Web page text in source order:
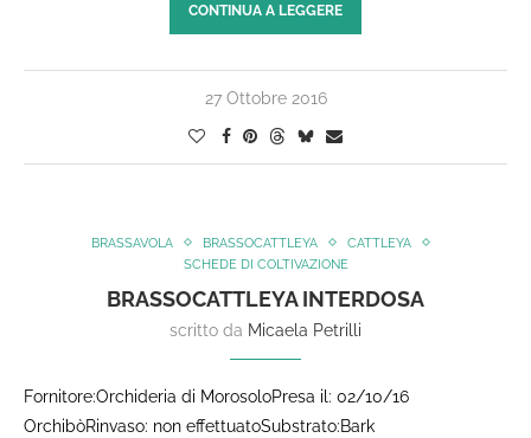
CONTINUA A LEGGERE
27 Ottobre 2016
BRASSAVOLA BRASSOCATTLEYA
CATTLEYA
SCHEDE DI COLTIVAZIONE
BRASSOCATTLEYA INTERDOSA
scritto da Micaela Petrilli
Fornitore:Orchideria di MorosoloPresa il: 02/10/16
OrchibòRinvaso: non effettuatoSubstrato:Bark